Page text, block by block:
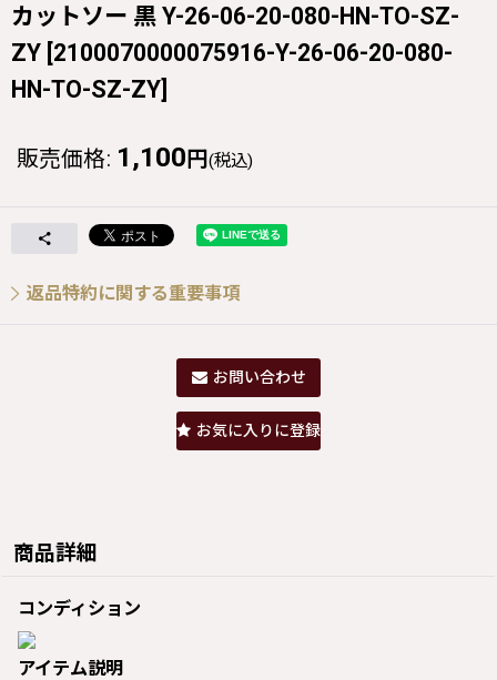
カットソー 黒 Y-26-06-20-080-HN-TO-SZ-
ZY [2100070000075916-Y-26-06-20-080-
HN-TO-SZ-ZY]
販売価格: 1,100 円 (税込)
返品特約に関する重要事項
お問い合わせ
お気に入りに登録
商品詳細
コンディション
アイテム説明